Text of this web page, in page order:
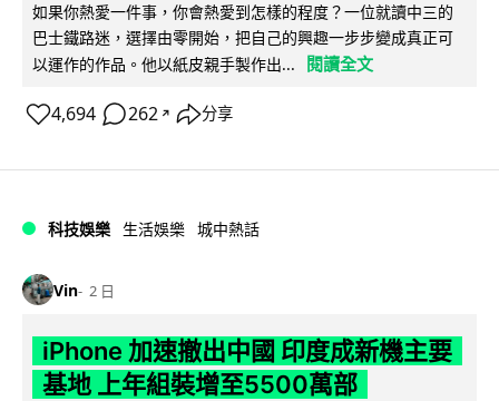
如果你熱愛一件事，你會熱愛到怎樣的程度？一位就讀中三的
巴士鐵路迷，選擇由零開始，把自己的興趣一步步變成真正可
以運作的作品。他以紙皮親手製作出...
閱讀全文
4,694 262 ↗ 分享
科技娛樂 生活娛樂 城中熱話
Vin 2 日
iPhone 加速撤出中國 印度成新機主要
基地 上年組裝增至5500萬部